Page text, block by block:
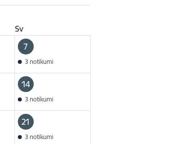
Sv
7
3 notikumi
14
3 notikumi
21
3 notikumi